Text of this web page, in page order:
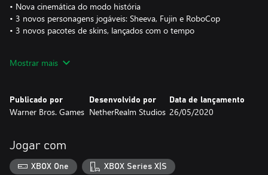
• Nova cinemática do modo história
• 3 novos personagens jogáveis: Sheeva, Fujin e RoboCop
• 3 novos pacotes de skins, lançados com o tempo
ATUALIZAÇÃO GRATUITA para os proprietários de MK11.
Mostrar mais
Publicado por
Warner Bros. Games
Desenvolvido por
NetherRealm Studios
Data de lançamento
26/05/2020
Jogar com
XBOX One XBOX Series X|S